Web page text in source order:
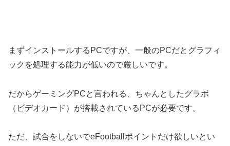
まずインストールするPCですが、一般のPCだとグラフィ
ックを処理する能力が低いので厳しいです。
だからゲーミングPCと言われる、ちゃんとしたグラボ
（ビデオカード）が搭載されているPCが必要です。
ただ、試合をしないでeFootballポイントだけ欲しいとい